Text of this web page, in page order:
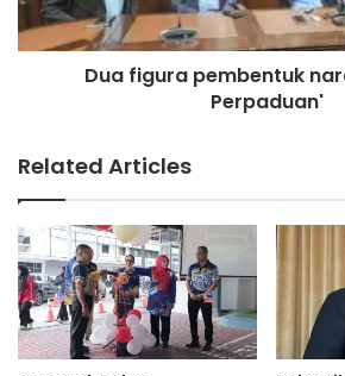
Rajasekaran
a
n
a
n
b
e
r
a
e
n
t
u
k
n
a
r
Dua figura pembentuk
Perpaduan'
Related Articles